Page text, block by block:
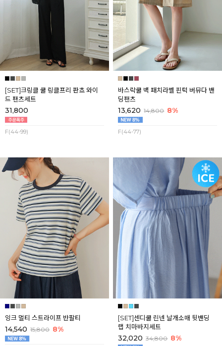
[SET]크링클 쿨 링클프리 판쵸 와이
드 팬츠세트
31,800
F(44-99)
바스락쿨 백 패치라벨 핀턱 버뮤다 밴
딩팬츠
13,620 14,800 8%
F(44-77)
잉크 멀티 스트라이프 반팔티
14,540 15,800 8%
[SET]센디쿨 린넨 날개소매 뒷밴딩
랩 치마바지세트
32,020 34,800 8%